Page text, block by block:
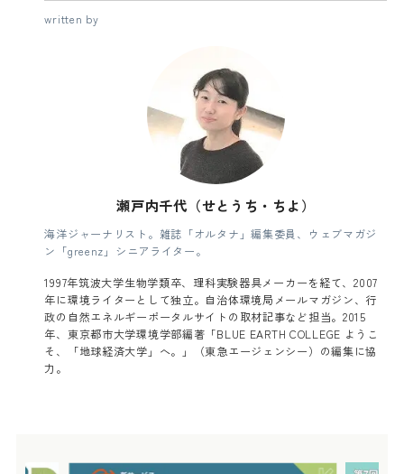
written by
瀬戸内千代（せとうち・ちよ）
海洋ジャーナリスト。雑誌「オルタナ」編集委員、ウェブマガジ
ン「greenz」シニアライター。
1997年筑波大学生物学類卒、理科実験器具メーカーを経て、2007
年に環境ライターとして独立。自治体環境局メールマガジン、行
政の自然エネルギーポータルサイトの取材記事など担当。2015
年、東京都市大学環境学部編著「BLUE EARTH COLLEGE ようこ
そ、「地球経済大学」へ。」（東急エージェンシー）の編集に協
力。